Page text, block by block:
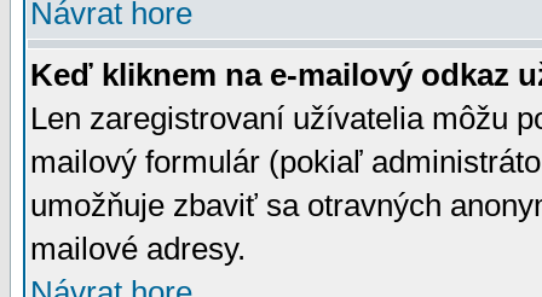
Návrat hore
Keď kliknem na e-mailový odkaz
Len zaregistrovaní užívatelia môžu
mailový formulár (pokiaľ
umožňuje zbaviť sa otravných
mailové adresy.